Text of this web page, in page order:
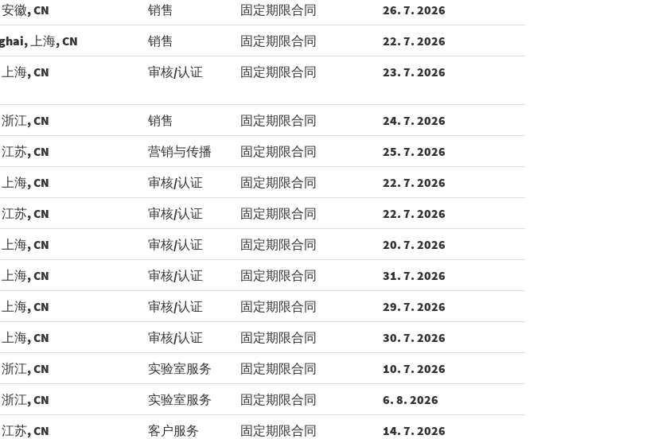
徽, CN 销售 固定期限合同
26. 7. 2026
上海, CN 销售 固定期限合同
22. 7. 2026
海, CN 审核/认证 固定期限合同 23. 7. 2026
江, CN 销售 固定期限合同
24. 7. 2026
苏, CN 营销与传播 固定期限合同
25. 7. 2026
海, CN 审核/认证 固定期限合同
22. 7. 2026
苏, CN 审核/认证 固定期限合同
22. 7. 2026
海, CN 审核/认证 固定期限合同
20. 7. 2026
海, CN 审核/认证 固定期限合同
31. 7. 2026
海, CN 审核/认证 固定期限合同
29. 7. 2026
海, CN 审核/认证 固定期限合同
30. 7. 2026
江, CN 实验室服务 固定期限合同
10. 7. 2026
江, CN 实验室服务 固定期限合同
6. 8. 2026
苏, CN 客户服务 固定期限合同 14. 7. 2026